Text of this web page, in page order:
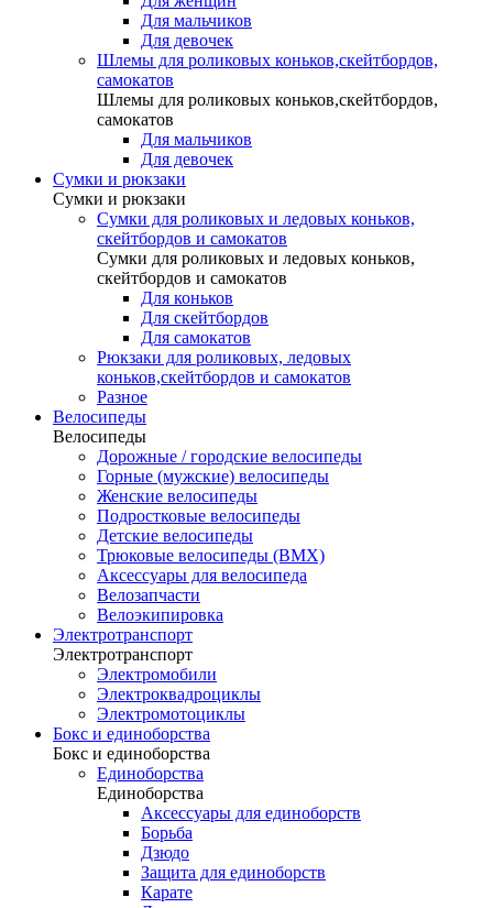
Для мальчиков
Для девочек
Шлемы для роликовых коньков,скейтбордов,
самокатов
Шлемы для роликовых коньков,скейтбордов,
самокатов
Для мальчиков
Для девочек
Сумки и рюкзаки
Сумки и рюкзаки
Сумки для роликовых и ледовых коньков,
скейтбордов и самокатов
Сумки для роликовых и ледовых коньков,
скейтбордов и самокатов
Для коньков
Для скейтбордов
Для самокатов
Рюкзаки для роликовых, ледовых
коньков,скейтбордов и самокатов
Разное
Велосипеды
Велосипеды
Дорожные / городские велосипеды
Горные (мужские) велосипеды
Женские велосипеды
Подростковые велосипеды
Детские велосипеды
Трюковые велосипеды (BMX)
Аксессуары для велосипеда
Велозапчасти
Велоэкипировка
Электротранспорт
Электротранспорт
Электромобили
Электроквадроциклы
Электромотоциклы
Бокс и единоборства
Бокс и единоборства
Единоборства
Единоборства
Аксессуары для единоборств
Борьба
Дзюдо
Защита для единоборств
Карате